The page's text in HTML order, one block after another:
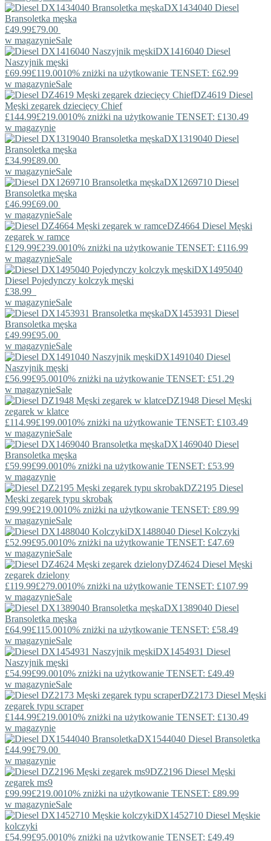
DX1434040 Diesel
Bransoletka męska
£49.99£79.00
w magazynieSale
DX1416040 Diesel
Naszyjnik męski
£69.99£119.0010% zniżki na użytkowanie TENSET: £62.99
w magazynieSale
DZ4619 Diesel
Męski zegarek dziecięcy Chief
£144.99£219.0010% zniżki na użytkowanie TENSET: £130.49
w magazynie
DX1319040 Diesel
Bransoletka męska
£34.99£89.00
w magazynieSale
DX1269710 Diesel
Bransoletka męska
£46.99£69.00
w magazynieSale
DZ4664 Diesel Męski
zegarek w ramce
£129.99£239.0010% zniżki na użytkowanie TENSET: £116.99
w magazynieSale
DX1495040
Diesel Pojedynczy kolczyk męski
£38.99
w magazynieSale
DX1453931 Diesel
Bransoletka męska
£49.99£95.00
w magazynieSale
DX1491040 Diesel
Naszyjnik męski
£56.99£95.0010% zniżki na użytkowanie TENSET: £51.29
w magazynieSale
DZ1948 Diesel Męski
zegarek w klatce
£114.99£199.0010% zniżki na użytkowanie TENSET: £103.49
w magazynieSale
DX1469040 Diesel
Bransoletka męska
£59.99£99.0010% zniżki na użytkowanie TENSET: £53.99
w magazynie
DZ2195 Diesel
Męski zegarek typu skrobak
£99.99£219.0010% zniżki na użytkowanie TENSET: £89.99
w magazynieSale
DX1488040 Diesel Kolczyki
£52.99£95.0010% zniżki na użytkowanie TENSET: £47.69
w magazynieSale
DZ4624 Diesel Męski
zegarek dzielony
£119.99£279.0010% zniżki na użytkowanie TENSET: £107.99
w magazynieSale
DX1389040 Diesel
Bransoletka męska
£64.99£115.0010% zniżki na użytkowanie TENSET: £58.49
w magazynieSale
DX1454931 Diesel
Naszyjnik męski
£54.99£99.0010% zniżki na użytkowanie TENSET: £49.49
w magazynieSale
DZ2173 Diesel Męski
zegarek typu scraper
£144.99£219.0010% zniżki na użytkowanie TENSET: £130.49
w magazynie
DX1544040 Diesel Bransoletka
£44.99£79.00
w magazynie
DZ2196 Diesel Męski
zegarek ms9
£99.99£219.0010% zniżki na użytkowanie TENSET: £89.99
w magazynieSale
DX1452710 Diesel Męskie
kolczyki
£54.99£95.0010% zniżki na użytkowanie TENSET: £49.49